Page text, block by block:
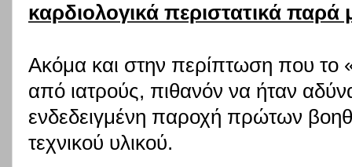
καρδιολογικά περιστατικά
Ακόμα και στην περίπτωση που το
από ιατρούς, πιθανόν να ήταν
ενδεδειγμένη παροχή πρώτων
τεχνικού υλικού.